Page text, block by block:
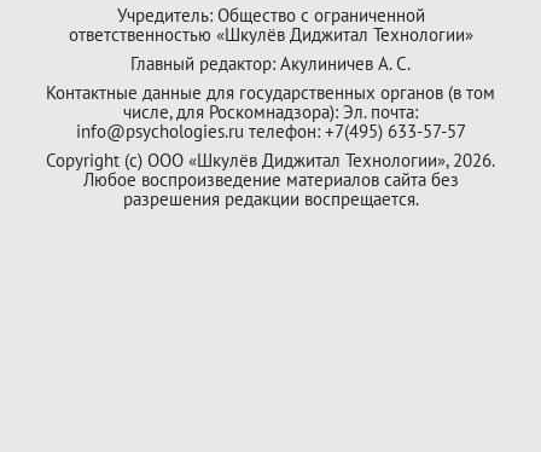
Учредитель: Общество с ограниченной
ответственностью «Шкулёв Диджитал Технологии»
Главный редактор: Акулиничев А. С.
Контактные данные для государственных органов (в том
числе, для Роскомнадзора): Эл. почта:
info@psychologies.ru телефон: +7(495) 633-57-57
Copyright (с) ООО «Шкулёв Диджитал Технологии», 2026.
Любое воспроизведение материалов сайта без
разрешения редакции воспрещается.